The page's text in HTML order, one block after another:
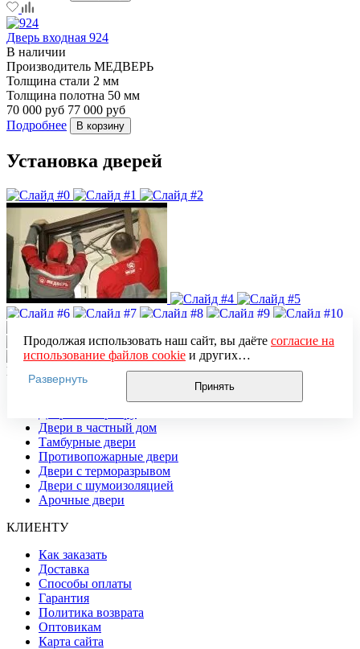
Дверь входная 924
В наличии
Производитель МЕДВЕРЬ
Толщина стали 2 мм
Толщина полотна 50 мм
70 000 руб 77 000 руб
Подробнее
В корзину
Установка дверей
КАТАЛОГ
Двери в частный дом
Тамбурные двери
Противопожарные двери
Двери с терморазрывом
Двери с шумоизоляцией
Арочные двери
КЛИЕНТУ
Как заказать
Доставка
Способы оплаты
Гарантия
Политика возврата
Оптовикам
Карта сайта
Продолжая использовать наш сайт, вы даёте согласие на
использование файлов cookieи других
пользовательских данных (включая IP-адрес, сведения о
местоположении, устройстве, действиях на сайте и т. п.)
для функционирования сайта, проведения
использования систем аналитики (например,
Яндекс.Метрика), в соответствии с нашей
обработки персональных данных.
Если вы не хотите, чтобы ваши данные обрабатывались,
настройте ограничения в браузере или покиньте сайт.
Развернуть
Принять